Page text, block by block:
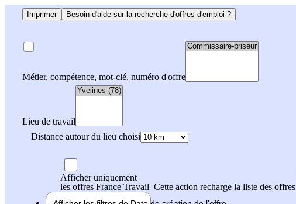
Imprimer Besoin d'aide sur la recherche d'offres d'emploi ?
Métier, compétence, mot-clé, numéro d'offre
Lieu de travail
Distance autour du lieu choisi
Afficher uniquement
les offres France Travail Cette action recharge la liste des offres